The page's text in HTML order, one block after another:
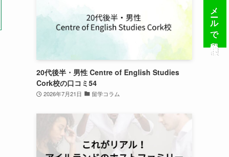
20代後半・男性 Centre of English Studies
Cork校の口コミ54
2026年7月21日 留学コラム
メールで留学相談